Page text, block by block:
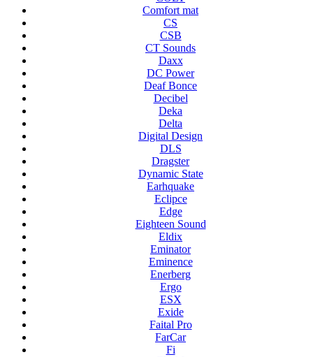
Comfort mat
CS
CSB
CT Sounds
Daxx
DC Power
Deaf Bonce
Decibel
Deka
Delta
Digital Design
DLS
Dragster
Dynamic State
Earhquake
Eclipce
Edge
Eighteen Sound
Eldix
Eminator
Eminence
Enerberg
Ergo
ESX
Exide
Faital Pro
FarCar
Fi